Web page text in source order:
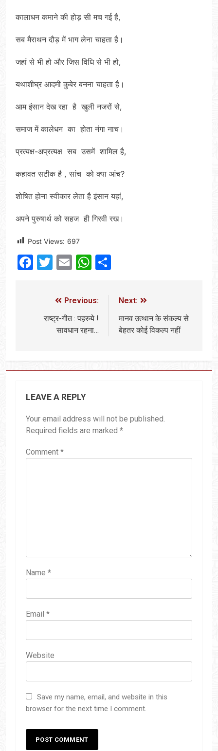
कालाधन कमाने की होड़ सी मच गई है,
सब मैराथन दौड़ में भाग लेना चाहता है।
जहां से भी हो और जिस विधि से भी हो,
यथाशीघ्र आदमी कुबेर बनना चाहता है।
आम इंसान देख रहा है खुली नजरों से,
समाज में कालेधन का होता नंगा नाच।
प्रत्यक्ष-अप्रत्यक्ष सब उसमें शामिल है,
कहावत सटीक है , सांच को क्या आंच?
शोषित होना स्वीकार लेता है इंसान यहां,
अपने पुरुषार्थ को सहज ही गिरवी रख।
Post Views: 697
Facebook
Twitter
EmailWhatsApp
Previous:
राष्ट्र-गीत : पहरुये !
सावधान रहना…
Next:
मानव उत्थान के संकल्प से
बेहतर कोई विकल्प नहीं
LEAVE A REPLY
Your email address will not be published.
Required fields are marked *
Comment *
Name *
Email *
Website
Save my name, email, and website in this
browser for the next time I comment.